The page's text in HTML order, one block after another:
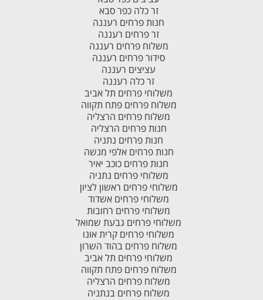
זר כלה כפר סבא
חנות פרחים רעננה
זר פרחים רעננה
משלוח פרחים רעננה
סידור פרחים רעננה
עציצים רעננה
זר כלה רעננה
משלוחי פרחים תל אביב
משלוח פרחים פתח תקווה
משלוח פרחים הרצליה
חנות פרחים הרצליה
חנות פרחים נתניה
חנות פרחים אלפי מנשה
חנות פרחים כוכב יאיר
משלוחי פרחים נתניה
משלוחי פרחים ראשון לציון
משלוחי פרחים אשדוד
משלוחי פרחים רחובות
משלוחי פרחים גבעת שמואל
משלוחי פרחים קרית אונו
משלוח פרחים בהוד השרון
משלוחי פרחים תל אביב
משלוח פרחים פתח תקווה
משלוח פרחים הרצליה
משלוח פרחים בנתניה